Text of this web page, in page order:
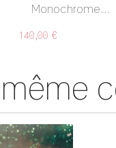
Monochrome...
140,00 €